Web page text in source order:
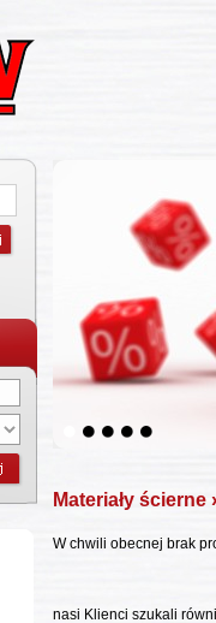
4
Materiały ścierne
W chwili obecnej brak
nasi Klienci szukali